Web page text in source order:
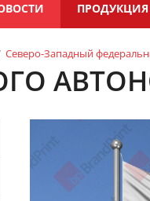
ПРОДУКЦИЯ
Северо-Западный